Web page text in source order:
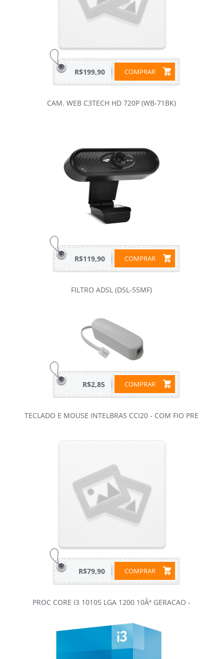
COMPRAR
R$199,90
CAM. WEB C3TECH HD 720P (WB-71BK)
COMPRAR
R$119,90
FILTRO ADSL (DSL-55MF)
COMPRAR
R$2,85
TECLADO E MOUSE INTELBRAS CCI20 - COM FIO PRE
COMPRAR
R$79,90
PROC CORE I3 10105 LGA 1200 10Âª GERACAO -